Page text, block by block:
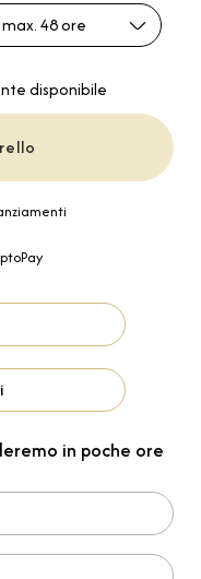
48 ore
disponibile
in poche ore